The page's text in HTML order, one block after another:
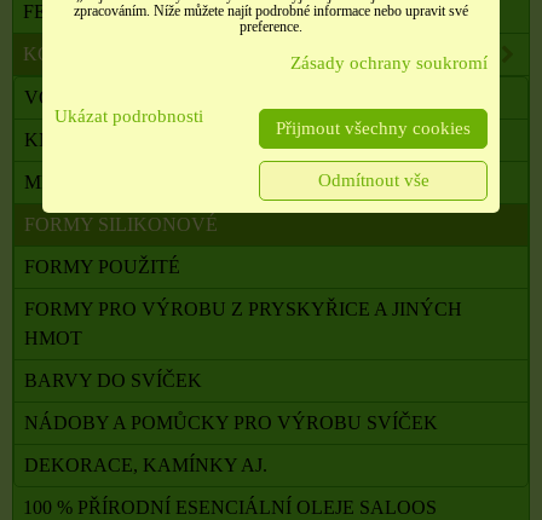
FENG SHUI, ORG. PYRAMIDY, LAPAČE SNŮ
KOMPONENTY K VÝROBĚ SVÍČEK, ŠPERKŮ
VOSKY A PŘÍSADY K VÝROBĚ SVÍČEK
KNOTY A POMŮCKY K JEJICH UCHYCENÍ
MISKY, SKLENIČKY A FORMY NA SVÍČKY
FORMY SILIKONOVÉ
FORMY POUŽITÉ
FORMY PRO VÝROBU Z PRYSKYŘICE A JINÝCH
HMOT
BARVY DO SVÍČEK
NÁDOBY A POMŮCKY PRO VÝROBU SVÍČEK
DEKORACE, KAMÍNKY AJ.
100 % PŘÍRODNÍ ESENCIÁLNÍ OLEJE SALOOS
zpracováním. Níže můžete najít podrobné informace nebo upravit své
preference.
Zásady ochrany soukromí
Ukázat podrobnosti
Přijmout všechny cookies
Odmítnout vše